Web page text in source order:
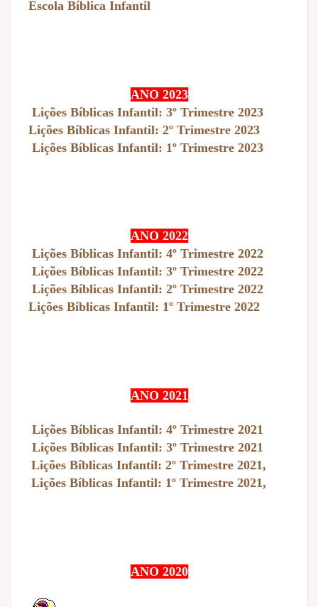
Escola Bíblica Infantil
ANO 2023
Lições Bíblicas Infantil: 3º Trimestre 2023
Lições Bíblicas Infantil: 2º Trimestre 2023
Lições Bíblicas Infantil: 1º Trimestre 2023
ANO 2022
Lições Bíblicas Infantil: 4º Trimestre 2022
Lições Bíblicas Infantil: 3º Trimestre 2022
Lições Bíblicas Infantil: 2º Trimestre 2022
Lições Bíblicas Infantil: 1º Trimestre 2022
ANO 2021
Lições Bíblicas Infantil: 4º Trimestre 2021
Lições Bíblicas Infantil: 3º Trimestre 2021
Lições Bíblicas Infantil: 2º Trimestre 2021,
Lições Bíblicas Infantil: 1º Trimestre 2021,
ANO 2020